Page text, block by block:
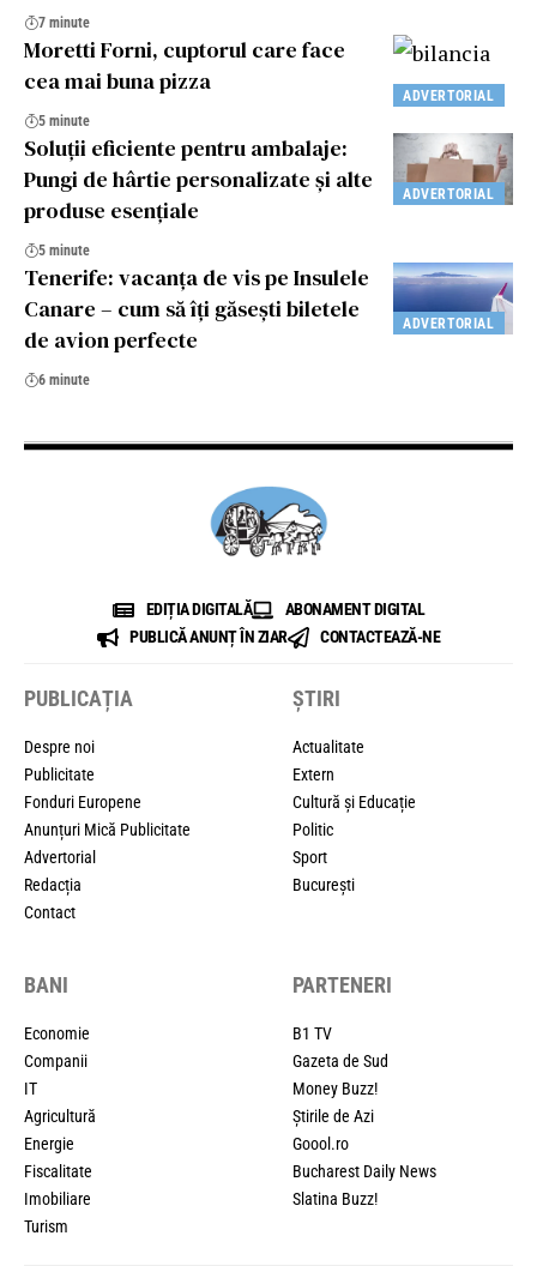
7 minute
ADVERTORIAL
Moretti Forni, cuptorul care face
cea mai buna pizza
5 minute
ADVERTORIAL
Soluții eficiente pentru ambalaje:
Pungi de hârtie personalizate și alte
produse esențiale
5 minute
ADVERTORIAL
Tenerife: vacanța de vis pe Insulele
Canare – cum să îți găsești biletele
de avion perfecte
6 minute
EDIȚIA DIGITALĂ
ABONAMENT DIGITAL
PUBLICĂ ANUNȚ ÎN ZIAR
CONTACTEAZĂ-NE
PUBLICAȚIA
Despre noi
Publicitate
Fonduri Europene
Anunțuri Mică Publicitate
Advertorial
Redacția
Contact
ȘTIRI
Actualitate
Extern
Cultură și Educație
Politic
Sport
București
BANI
Economie
Companii
IT
Agricultură
Energie
Fiscalitate
Imobiliare
Turism
PARTENERI
B1 TV
Gazeta de Sud
Money Buzz!
Știrile de Azi
Goool.ro
Bucharest Daily News
Slatina Buzz!